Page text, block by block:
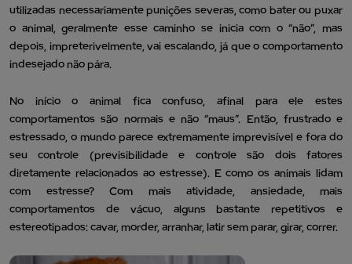
utilizadas necessariamente punições severas, como bater ou puxar
o animal, geralmente esse caminho se inicia com o “não”, mas
depois, impreterivelmente, vai escalando, já que o comportamento
indesejado não pára.
No início o animal fica confuso, afinal para ele estes
comportamentos são normais e não “maus”. Então, frustrado e
estressado, o mundo parece extremamente imprevisível e fora do
seu controle (previsibilidade e controle são dois fatores
diretamente relacionados ao estresse). E como os animais lidam
com estresse? Com mais atividade, ansiedade, mais
comportamentos de vácuo, alguns bastante repetitivos e
estereotipados: cavar, morder, arranhar, latir sem parar, girar, correr.